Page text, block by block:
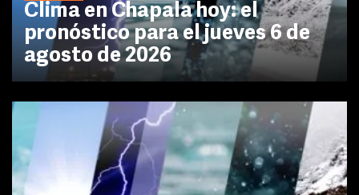
Clima en Chapala hoy: el
pronóstico para el jueves 6 de
agosto de 2026